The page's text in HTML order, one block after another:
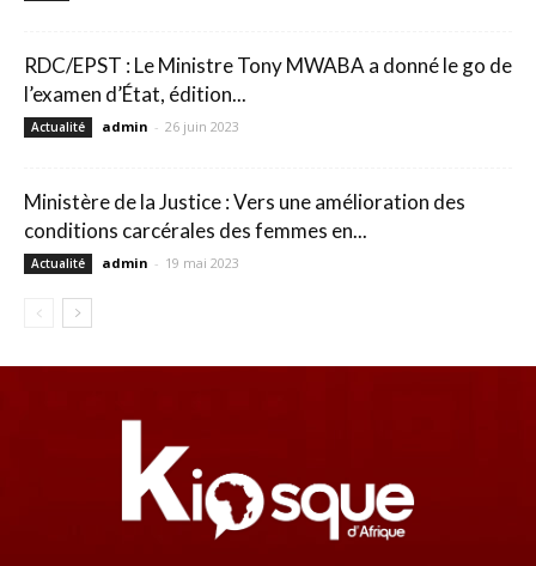
RDC/EPST : Le Ministre Tony MWABA a donné le go de
l’examen d’État, édition...
Actualité admin - 26 juin 2023
Ministère de la Justice : Vers une amélioration des
conditions carcérales des femmes en...
Actualité admin - 19 mai 2023